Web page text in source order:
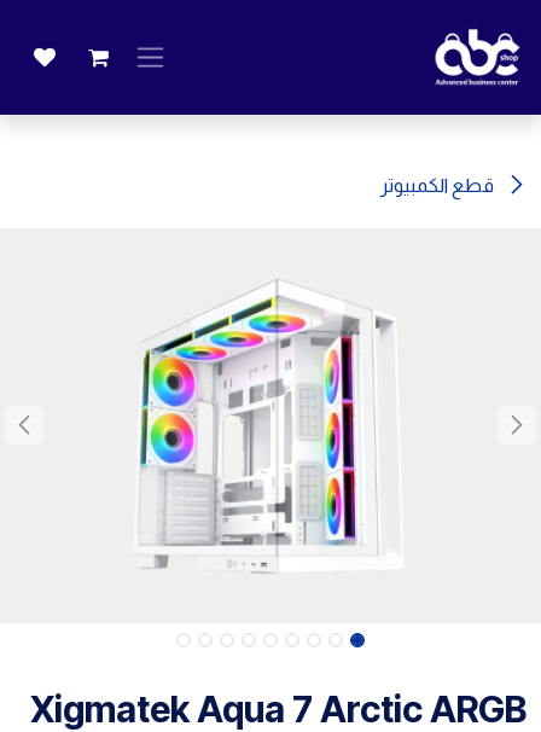
قطع الكمبيوتر
Xigmatek Aqua 7 Arctic ARGB